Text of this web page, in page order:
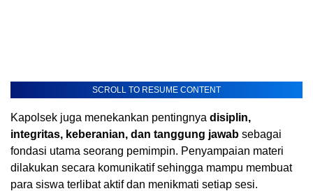
SCROLL TO RESUME CONTENT
Kapolsek juga menekankan pentingnya disiplin,
integritas, keberanian, dan tanggung jawab sebagai
fondasi utama seorang pemimpin. Penyampaian materi
dilakukan secara komunikatif sehingga mampu membuat
para siswa terlibat aktif dan menikmati setiap sesi.